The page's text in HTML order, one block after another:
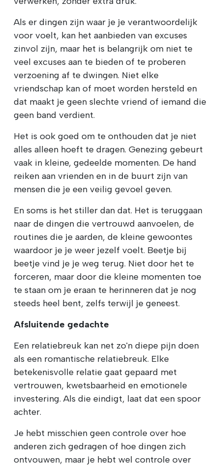
Als er dingen zijn waar je je verantwoordelijk
voor voelt, kan het aanbieden van excuses
zinvol zijn, maar het is belangrijk om niet te
veel excuses aan te bieden of te proberen
verzoening af te dwingen. Niet elke
vriendschap kan of moet worden hersteld en
dat maakt je geen slechte vriend of iemand die
geen band verdient.
Het is ook goed om te onthouden dat je niet
alles alleen hoeft te dragen. Genezing gebeurt
vaak in kleine, gedeelde momenten. De hand
reiken aan vrienden en in de buurt zijn van
mensen die je een veilig gevoel geven.
En soms is het stiller dan dat. Het is teruggaan
naar de dingen die vertrouwd aanvoelen, de
routines die je aarden, de kleine gewoontes
waardoor je je weer jezelf voelt. Beetje bij
beetje vind je je weg terug. Niet door het te
forceren, maar door die kleine momenten toe
te staan om je eraan te herinneren dat je nog
steeds heel bent, zelfs terwijl je geneest.
Afsluitende gedachte
Een relatiebreuk kan net zo'n diepe pijn doen
als een romantische relatiebreuk. Elke
betekenisvolle relatie gaat gepaard met
vertrouwen, kwetsbaarheid en emotionele
investering. Als die eindigt, laat dat een spoor
achter.
Je hebt misschien geen controle over hoe
anderen zich gedragen of hoe dingen zich
ontvouwen, maar je hebt wel controle over